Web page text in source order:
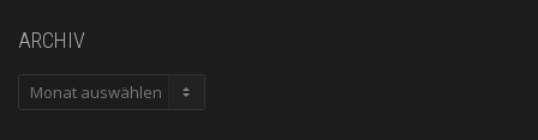
ARCHIV
ARCHIV